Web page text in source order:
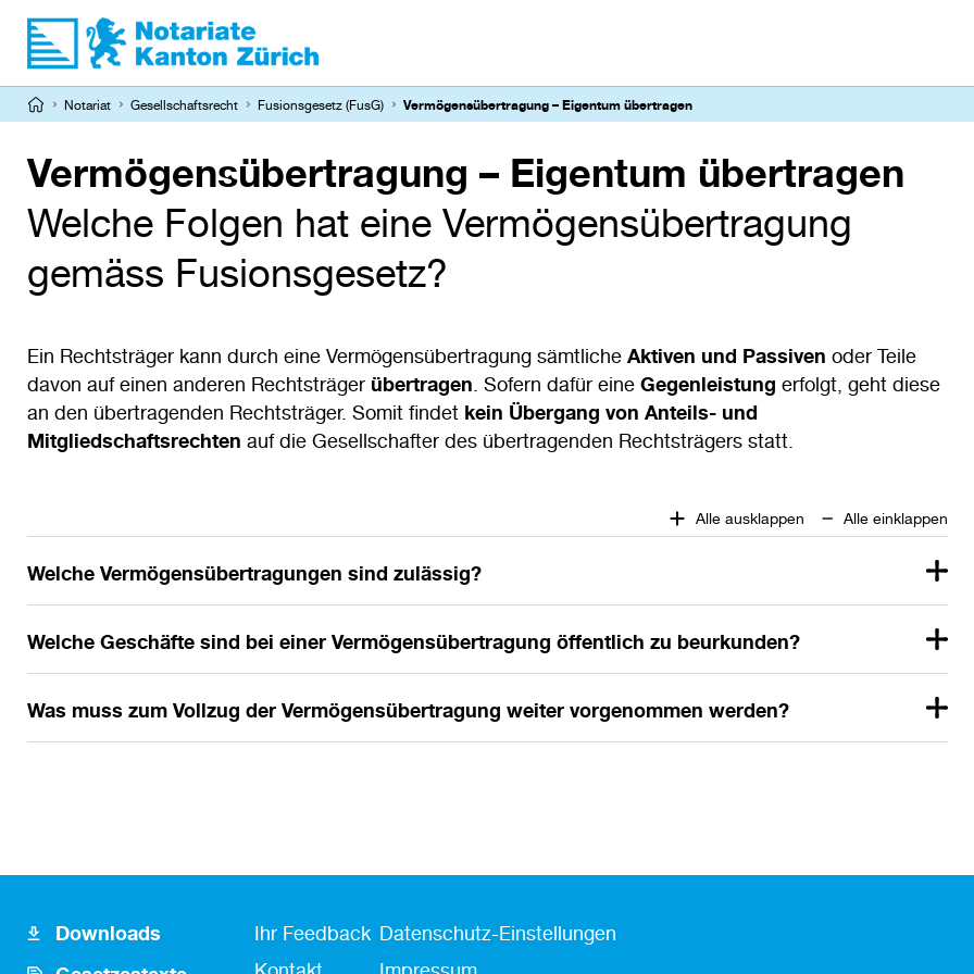
Direkt
zum
Inhalt
Pfadnavigation
Notariat Gesellschaftsrecht Fusionsgesetz (FusG) Vermögensübertragung – Eigentum übertragen
Vermögensübertragung – Eigentum übertragen
Welche Folgen hat eine Vermögensübertragung
gemäss Fusionsgesetz?
Ein Rechtsträger kann durch eine Vermögensübertragung sämtliche Aktiven und Passiven oder Teile
davon auf einen anderen Rechtsträger übertragen . Sofern dafür eine Gegenleistung erfolgt, geht diese
an den übertragenden Rechtsträger. Somit findet kein Übergang von Anteils- und
Mitgliedschaftsrechten auf die Gesellschafter des übertragenden Rechtsträgers statt.
Alle ausklappen Alle einklappen
Welche Vermögensübertragungen sind zulässig?
Welche Geschäfte sind bei einer Vermögensübertragung öffentlich zu beurkunden?
Was muss zum Vollzug der Vermögensübertragung weiter vorgenommen werden?
Footer
Icon
Downloads
Fusszeile
Kontakt
Ihr Feedback Fußzeile
Datenschutz-Einstellungen